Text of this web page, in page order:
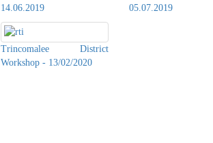
14.06.2019
05.07.2019
Trincomalee District
Workshop - 13/02/2020